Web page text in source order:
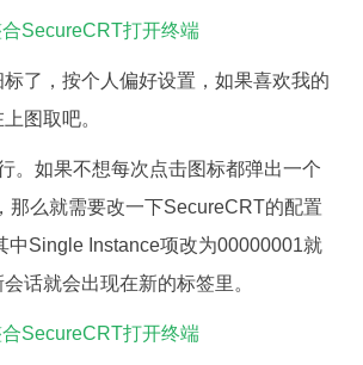
了，按个人偏好设置，如果喜欢我的
图取吧。
。如果不想每次点击图标都弹出一个
那么就需要改一下SecureCRT的配置
中Single Instance项改为00000001就
话就会出现在新的标签里。